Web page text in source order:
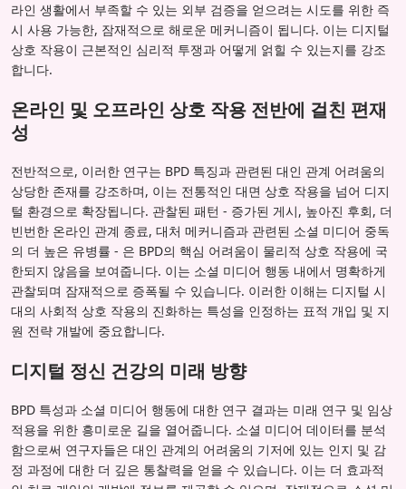
라인 생활에서 부족할 수 있는 외부 검증을 얻으려는 시도를 위한 즉
시 사용 가능한, 잠재적으로 해로운 메커니즘이 됩니다. 이는 디지털
상호 작용이 근본적인 심리적 투쟁과 어떻게 얽힐 수 있는지를 강조
합니다.
온라인 및 오프라인 상호 작용 전반에 걸친 편재
성
전반적으로, 이러한 연구는 BPD 특징과 관련된 대인 관계 어려움의
상당한 존재를 강조하며, 이는 전통적인 대면 상호 작용을 넘어 디지
털 환경으로 확장됩니다. 관찰된 패턴 - 증가된 게시, 높아진 후회, 더
빈번한 온라인 관계 종료, 대처 메커니즘과 관련된 소셜 미디어 중독
의 더 높은 유병률 - 은 BPD의 핵심 어려움이 물리적 상호 작용에 국
한되지 않음을 보여줍니다. 이는 소셜 미디어 행동 내에서 명확하게
관찰되며 잠재적으로 증폭될 수 있습니다. 이러한 이해는 디지털 시
대의 사회적 상호 작용의 진화하는 특성을 인정하는 표적 개입 및 지
원 전략 개발에 중요합니다.
디지털 정신 건강의 미래 방향
BPD 특성과 소셜 미디어 행동에 대한 연구 결과는 미래 연구 및 임상
적용을 위한 흥미로운 길을 열어줍니다. 소셜 미디어 데이터를 분석
함으로써 연구자들은 대인 관계의 어려움의 기저에 있는 인지 및 감
정 과정에 대한 더 깊은 통찰력을 얻을 수 있습니다. 이는 더 효과적